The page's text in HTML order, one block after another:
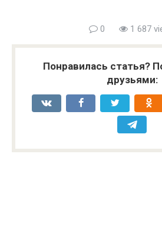
0 1 687
Понравилась статья?
друзьями: